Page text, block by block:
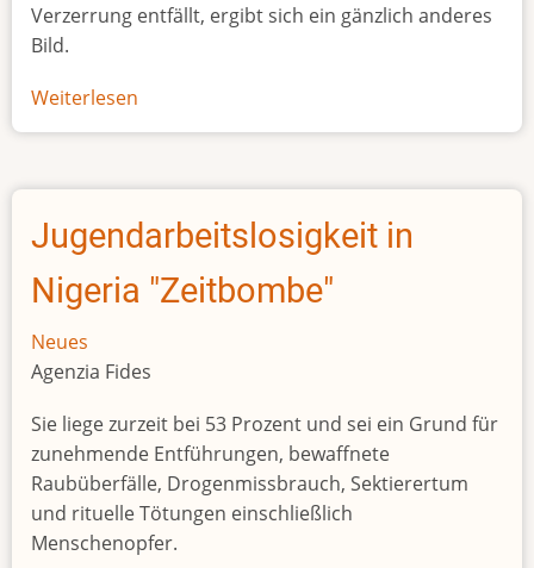
Verzerrung entfällt, ergibt sich ein gänzlich anderes
Bild.
Weiterlesen
Afrikas
Größe
Jugendarbeitslosigkeit in
Nigeria "Zeitbombe"
Neues
Agenzia Fides
Sie liege zurzeit bei 53 Prozent und sei ein Grund für
zunehmende Entführungen, bewaffnete
Raubüberfälle, Drogenmissbrauch, Sektierertum
und rituelle Tötungen einschließlich
Menschenopfer.